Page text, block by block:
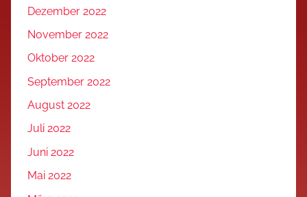
Dezember 2022
November 2022
Oktober 2022
September 2022
August 2022
Juli 2022
Juni 2022
Mai 2022